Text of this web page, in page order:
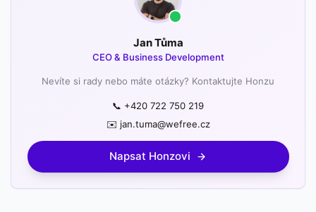
Jan Tůma
CEO & Business Development
Nevíte si rady nebo máte otázky? Kontaktujte Honzu
📞 +420 722 750 219
✉️ jan.tuma@wefree.cz
Napsat Honzovi